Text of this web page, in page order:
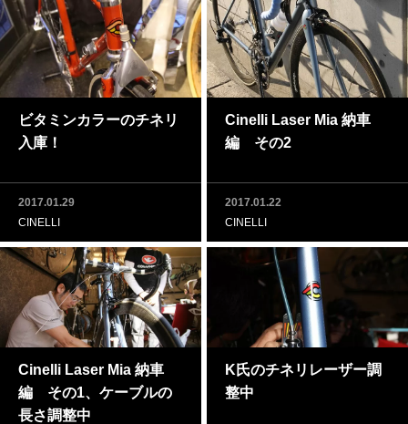
ビタミンカラーのチネリ
入庫！
2017.01.29
CINELLI
Cinelli Laser Mia 納車
編 その2
2017.01.22
CINELLI
Cinelli Laser Mia 納車
編 その1、ケーブルの
長さ調整中
K氏のチネリレーザー調
整中